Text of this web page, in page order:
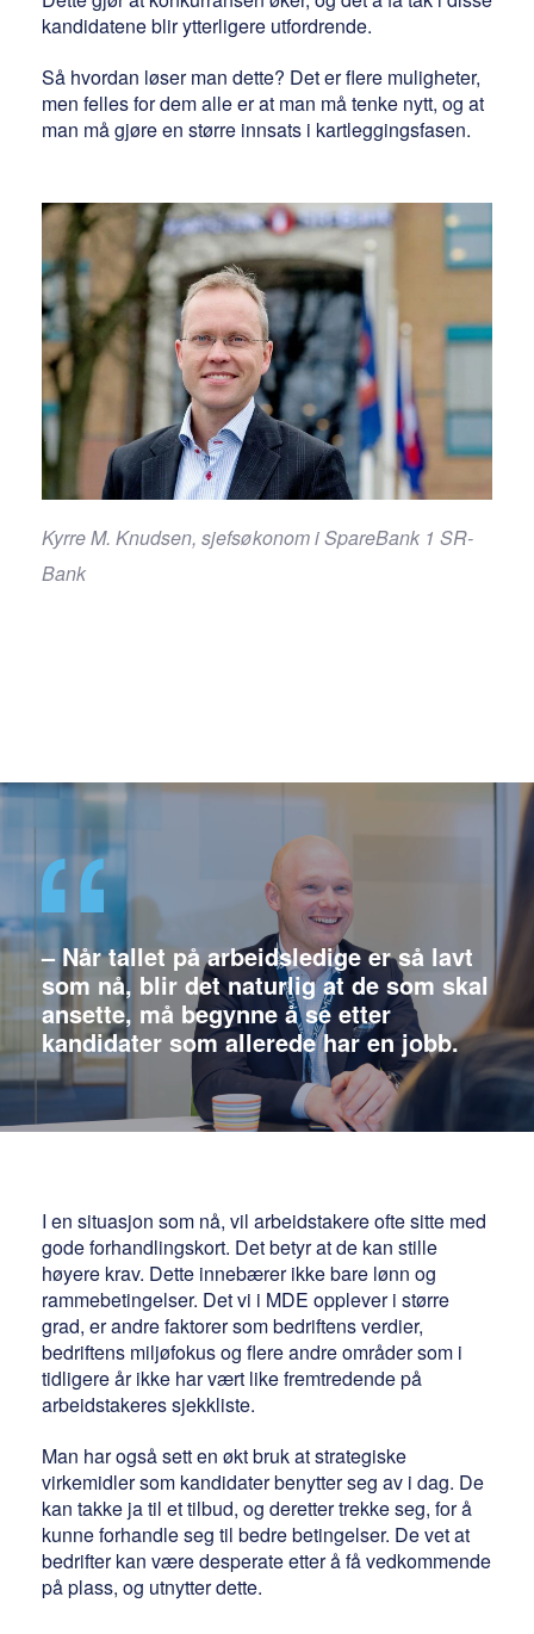
kandidatene blir ytterligere utfordrende.
Så hvordan løser man dette? Det er flere muligheter,
men felles for dem alle er at man må tenke nytt, og at
man må gjøre en større innsats i kartleggingsfasen.
Kyrre M. Knudsen, sjefsøkonom i SpareBank 1 SR-
Bank
– Når tallet på arbeidsledige er så lavt
som nå, blir det naturlig at de som skal
ansette, må begynne å se etter
kandidater som allerede har en jobb.
I en situasjon som nå, vil arbeidstakere ofte sitte med
gode forhandlingskort. Det betyr at de kan stille
høyere krav. Dette innebærer ikke bare lønn og
rammebetingelser. Det vi i MDE opplever i større
grad, er andre faktorer som bedriftens verdier,
bedriftens miljøfokus og flere andre områder som i
tidligere år ikke har vært like fremtredende på
arbeidstakeres sjekkliste.
Man har også sett en økt bruk at strategiske
virkemidler som kandidater benytter seg av i dag. De
kan takke ja til et tilbud, og deretter trekke seg, for å
kunne forhandle seg til bedre betingelser. De vet at
bedrifter kan være desperate etter å få vedkommende
på plass, og utnytter dette.